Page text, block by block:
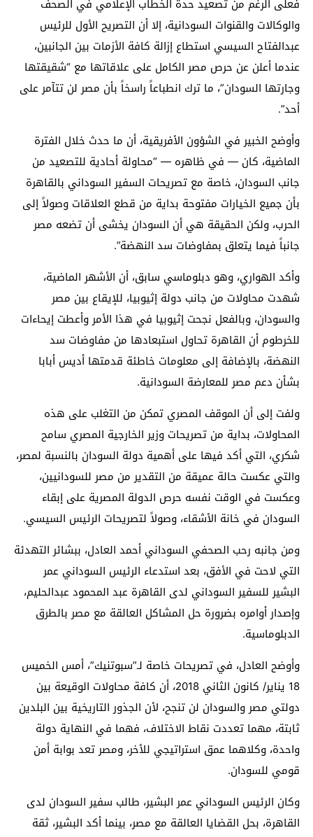
فعلى الرغم من تصعيد حدة الخطاب الإعلامي في الصحف
والوكالات والقنوات السودانية، إلا أن التصريح الأول للرئيس
عبدالفتاح السيسي استطاع إزالة كافة الأزمات بين الجانبين،
عندما أعلن عن حرص مصر الكامل على علاقاتها مع “شقيقتها
وجارتها السودان”، ما ترك انطباعاً راسخاً بأن مصر لن تتآمر على
أحد”.
وأوضح الخبير في الشؤون الأفريقية، أن ما حدث خلال الفترة
الماضية، كان — في ظاهره — “محاولة أحادية للتصعيد من
جانب السودان، خاصة مع تصريحات السفير السوداني بالقاهرة
بأن جميع الخيارات مفتوحة بداية من قطع العلاقات وصولاً إلى
الحرب، ولكن الحقيقة هي أن السودان يخشى أن تضعه مصر
جانباً فيما يتعلق بمفاوضات سد النهضة”.
وأكد الهواري، وهو دبلوماسي سابق، أن الأشهر الماضية،
شهدت محاولات من جانب دولة إثيوبيا، للإيقاع بين مصر
والسودان، وبالفعل نجحت إثيوبيا في هذا الأمر وأعطت إيحاءات
للخرطوم أن القاهرة تحاول استبعادها من مفاوضات سد
النهضة، بالإضافة إلى معلومات خاطئة قدمتها أديس أبابا
بشأن دعم مصر للمعارضة السودانية.
ولفت إلى أن الموقف المصري تمكن من التغلب على هذه
المحاولات، بداية من تصريحات وزير الخارجية المصري سامح
شكري، التي أكد فيها على أهمية دولة السودان بالنسبة لمصر،
والتي عكست حالة عميقة من التقدير من مصر للسودانيين،
وعكست في الوقت نفسه حرص الدولة المصرية على إبقاء
السودان في خانة الأشقاء، وصولاً لتصريحات الرئيس السيسي.
ومن جانبه رحب الصحفي السوداني أحمد العادل، ببشائر التهدئة
التي لاحت في الأفق، بعد استدعاء الرئيس السوداني عمر
البشير للسفير السوداني لدى القاهرة عبد المحمود عبدالحليم،
وإصدار أوامره بضرورة حل المشاكل العالقة مع مصر بالطرق
الدبلوماسية.
وأوضح العادل، في تصريحات خاصة لـ”سبوتنيك”، أمس الخميس
18 يناير/ كانون الثاني 2018، أن كافة محاولات الوقيعة بين
دولتي مصر والسودان لن تنجح، لأن الجذور التاريخية بين البلدين
ثابتة، مهما تعددت نقاط الاختلاف، فهما في النهاية دولة
واحدة، وكلاهما عمق استراتيجي للأخر، ومصر تعد بوابة أمن
قومي للسودان.
وكان الرئيس السوداني عمر البشير، طالب سفير السودان لدى
القاهرة، بحل القضايا العالقة مع مصر، بينما أكد البشير، ثقة